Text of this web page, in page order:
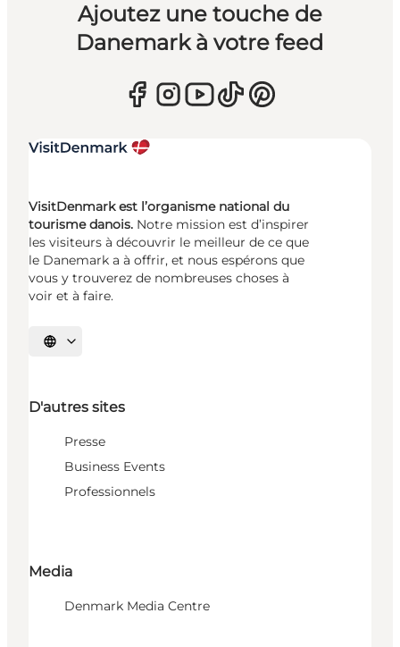
Ajoutez une touche de
Danemark à votre feed
VisitDenmark est l’organisme national du
tourisme danois. Notre mission est d’inspirer
les visiteurs à découvrir le meilleur de ce que
le Danemark a à offrir, et nous espérons que
vous y trouverez de nombreuses choses à
voir et à faire.
Choisissez la langue
D'autres sites
Presse
Business Events
Professionnels
Media
Denmark Media Centre